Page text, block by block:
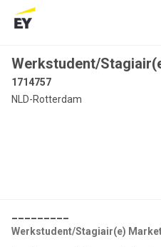
Werkstudent/
1714757
NLD-Rotterdam
Werkstudent/Stagiair(e)